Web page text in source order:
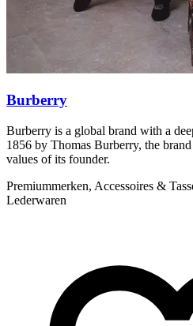
Burberry
Burberry is a global brand with a
1856 by Thomas Burberry, the
values of its founder.
Premiummerken, Accessoires &
Lederwaren